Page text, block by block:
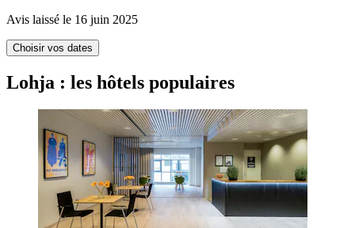
Avis laissé le 16 juin 2025
Choisir vos dates
Lohja : les hôtels populaires